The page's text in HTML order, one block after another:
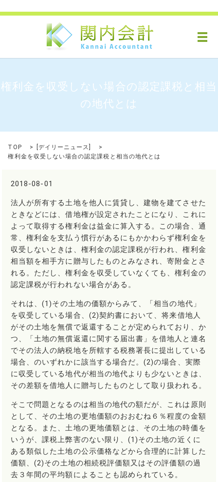
メ
権利金を収受しない場合の認定課税と相当
の地代とは
TOP デイリーニュース
権利金を収受しない場合の認定課税と相当の地代とは
2018-08-01
法人が所有する土地を他人に賃貸し、建物を建てさせた
ときなどには、借地権が設定されたことになり、これに
よって取得する権利金は益金に算入する。この場合、通
常、権利金を支払う慣行があるにもかかわらず権利金を
収受しないときは、権利金の認定課税が行われ、権利金
相当額を相手方に贈与したものとみなされ、寄附金とさ
れる。ただし、権利金を収受していなくても、権利金の
認定課税が行われない場合がある。
それは、(1)その土地の価額からみて、「相当の地代」
を収受している場合、(2)契約書において、将来借地人
がその土地を無償で返還することが定められており、か
つ、「土地の無償返還に関する届出書」を借地人と連名
でその法人の納税地を所轄する税務署長に提出している
場合、のいずれかに該当する場合だ。(2)の場合、実際
に収受している地代が相当の地代よりも少ないときは、
その差額を借地人に贈与したものとして取り扱われる。
そこで問題となるのは相当の地代の額だが、これは原則
として、その土地の更地価額のおおむね６％程度の金額
となる。また、土地の更地価額とは、その土地の時価を
いうが、課税上弊害のない限り、(1)その土地の近くに
ある類似した土地の公示価格などから合理的に計算した
価額、(2)その土地の相続税評価額又はその評価額の過
去３年間の平均額によることも認められている。